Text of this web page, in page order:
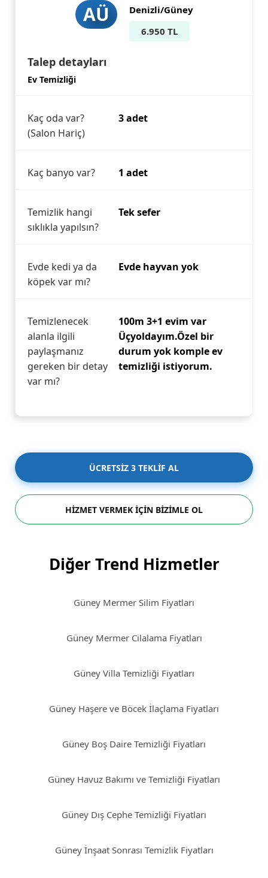
AÜ
Denizli/Güney
6.950 TL
Talep detayları
Ev Temizliği
Kaç oda var?
(Salon Hariç)
3 adet
Kaç banyo var? 1 adet
Temizlik hangi
sıklıkla yapılsın?
Tek sefer
Evde kedi ya da
köpek var mı?
Evde hayvan yok
Temizlenecek
alanla ilgili
paylaşmanız
gereken bir detay
var mı?
100m 3+1 evim var
Üçyoldayım.Özel bir
durum yok komple ev
temizliği istiyorum.
ÜCRETSİZ 3 TEKLİF AL
HİZMET VERMEK İÇİN BİZİMLE OL
Diğer Trend Hizmetler
Güney Mermer Silim Fiyatları
Güney Mermer Cilalama Fiyatları
Güney Villa Temizliği Fiyatları
Güney Haşere ve Böcek İlaçlama Fiyatları
Güney Boş Daire Temizliği Fiyatları
Güney Havuz Bakımı ve Temizliği Fiyatları
Güney Dış Cephe Temizliği Fiyatları
Güney İnşaat Sonrası Temizlik Fiyatları